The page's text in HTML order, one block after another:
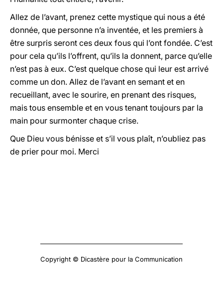
Allez de l’avant, prenez cette mystique qui nous a été
donnée, que personne n’a inventée, et les premiers à
être surpris seront ces deux fous qui l’ont fondée. C’est
pour cela qu’ils l’offrent, qu’ils la donnent, parce qu’elle
n’est pas à eux. C’est quelque chose qui leur est arrivé
comme un don. Allez de l’avant en semant et en
recueillant, avec le sourire, en prenant des risques,
mais tous ensemble et en vous tenant toujours par la
main pour surmonter chaque crise.
Que Dieu vous bénisse et s’il vous plaît, n’oubliez pas
de prier pour moi. Merci
Copyright © Dicastère pour la Communication